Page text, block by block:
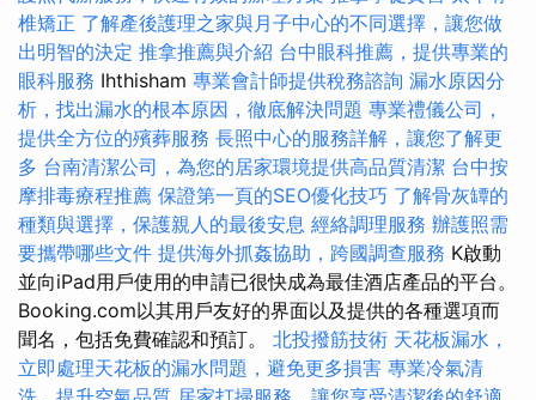
椎矯正 了解產後護理之家與月子中心的不同選擇，讓您做
出明智的決定 推拿推薦與介紹 台中眼科推薦，提供專業的
眼科服務 Ihthisham 專業會計師提供稅務諮詢 漏水原因分
析，找出漏水的根本原因，徹底解決問題 專業禮儀公司，
提供全方位的殯葬服務 長照中心的服務詳解，讓您了解更
多 台南清潔公司，為您的居家環境提供高品質清潔 台中按
摩排毒療程推薦 保證第一頁的SEO優化技巧 了解骨灰罈的
種類與選擇，保護親人的最後安息 經絡調理服務 辦護照需
要攜帶哪些文件 提供海外抓姦協助，跨國調查服務 K啟動
並向iPad用戶使用的申請已很快成為最佳酒店產品的平台。
Booking.com以其用戶友好的界面以及提供的各種選項而
聞名，包括免費確認和預訂。 北投撥筋技術 天花板漏水，
立即處理天花板的漏水問題，避免更多損害 專業冷氣清